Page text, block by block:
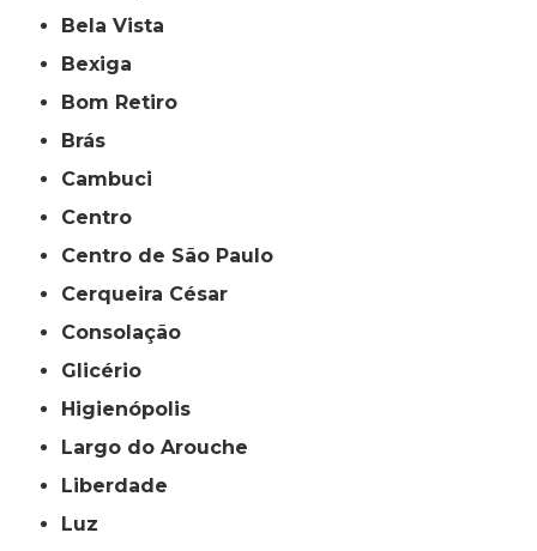
Bela Vista
Bexiga
Bom Retiro
Brás
Cambuci
Centro
Centro de São Paulo
Cerqueira César
Consolação
Glicério
Higienópolis
Largo do Arouche
Liberdade
Luz